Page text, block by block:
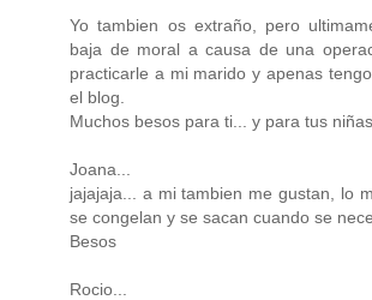
Yo tambien os extraño, pero
baja de moral a causa de una
practicarle a mi marido y apenas
el blog.
Muchos besos para ti... y para tus niñas.
Joana...
jajajaja... a mi tambien me gustan, lo
se congelan y se sacan cuando se
Besos
Rocio...